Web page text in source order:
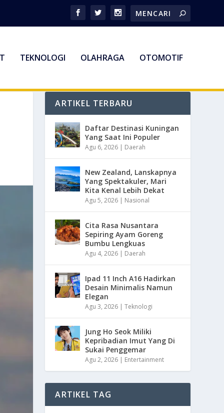
TEKNOLOGI OLAHRAGA OTOMOTIF
ARTIKEL TERBARU
Daftar Destinasi Kuningan
Yang Saat Ini Populer
Agu 6, 2026 | Daerah
New Zealand, Lanskapnya
Yang Spektakuler, Mari
Kita Kenal Lebih Dekat
Agu 5, 2026 | Nasional
Cita Rasa Nusantara
Sepiring Ayam Goreng
Bumbu Lengkuas
Agu 4, 2026 | Daerah
Ipad 11 Inch A16 Hadirkan
Desain Minimalis Namun
Elegan
Agu 3, 2026 |Teknologi
Jung Ho Seok Miliki
Kepribadian Imut Yang Di
Sukai Penggemar
Agu 2, 2026 | Entertainment
ARTIKEL TAG